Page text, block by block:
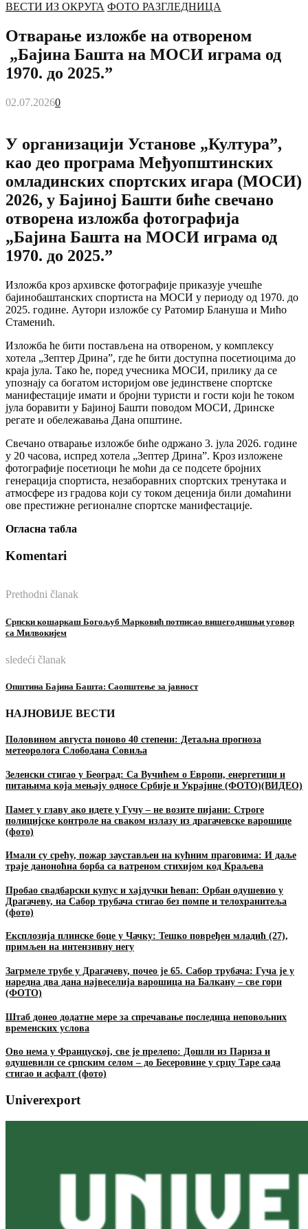
ВЕСТИ ИЗ ОКРУГА ФОТО РАЗГЛЕДНИЦА
Отварање изложбе на отвореном
„Бајинa Башта на МОСИ играма од
1970. до 2025.”
02.07.20260
У организацији Установе „Култура”,
као део програма Међуопштинских
омладинских спортских игара (МОСИ)
2026, у Бајиној Башти биће свечано
отворена изложба фотографија
„Бајина Башта на МОСИ играма од
1970. до 2025.”
Изложба кроз архивске фотографије приказује учешће
бајинобаштанских спортиста на МОСИ у периоду од 1970. до
2025. године. Аутори изложбе су Ратомир Блануша и Мићо
Стаменић.
Изложба ће бити постављена на отвореном, у комплексу
хотела „Зептер Дрина”, где ће бити доступна посетиоцима до
краја јула. Тако ће, поред учесника МОСИ, прилику да се
упознају са богатом историјом ове јединствене спортске
манифестације имати и бројни туристи и гости који ће током
јула боравити у Бајиној Башти поводом МОСИ, Дринске
регате и обележавања Дана општине.
Свечано отварање изложбе биће одржано 3. јула 2026. године
у 20 часова, испред хотела „Зептер Дрина”. Кроз изложене
фотографије посетиоци ће моћи да се подсете бројних
генерација спортиста, незаборавних спортских тренутака и
атмосфере из градова који су током деценија били домаћини
ове престижне регионалне спортске манифестације.
Огласна табла
Komentari
Prethodni članak
Српски кошаркаш Богољуб Марковић потписао вишегодишњи уговор
са Милвокијем
sledeći članak
Општина Бајина Башта: Саопштење за јавност
НАЈНОВИЈЕ ВЕСТИ
Половином августа поново 40 степени: Детаљна прогноза
метеоролога Слободана Совиља
Зеленски стигао у Београд: Са Вучићем о Европи, енергетици и
питањима која мењају односе Србије и Украјине (ФОТО)(ВИДЕО)
Памет у главу ако идете у Гучу – не возите пијани: Строге
полицијске контроле на сваком излазу из драгачевске варошице
(фото)
Имали су срећу, пожар заустављен на кућним праговима: И даље
траје даноноћна борба са ватреном стихијом код Краљева
Пробао свадбарски купус и хајдучки ћевап: Орбан одушевио у
Драгачеву, на Сабор трубача стигао без помпе и телохранитеља
(фото)
Експлозија плинске боце у Чачку: Тешко повређен младић (27),
примљен на интензивну негу
Загрмеле трубе у Драгачеву, почео је 65. Сабор трубача: Гуча је у
наредна два дана највеселија варошица на Балкану – све гори
(ФОТО)
Штаб донео додатне мере за спречавање последица неповољних
временских услова
Ово нема у Француској, све је прелепо: Дошли из Париза и
одушевили се српским селом – до Бесеровине у срцу Таре сада
стигао и асфалт (фото)
Univerexport